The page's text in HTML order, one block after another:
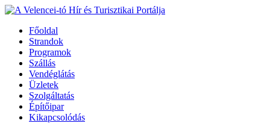
Főoldal
Strandok
Programok
Szállás
Vendéglátás
Üzletek
Szolgáltatás
Építőipar
Kikapcsolódás